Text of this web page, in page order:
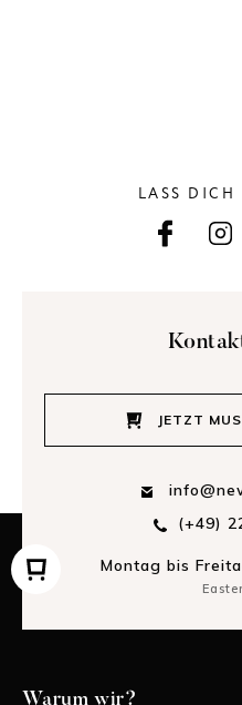
LASS DICH
JETZT
(+49)
Montag bis
Warum wir?